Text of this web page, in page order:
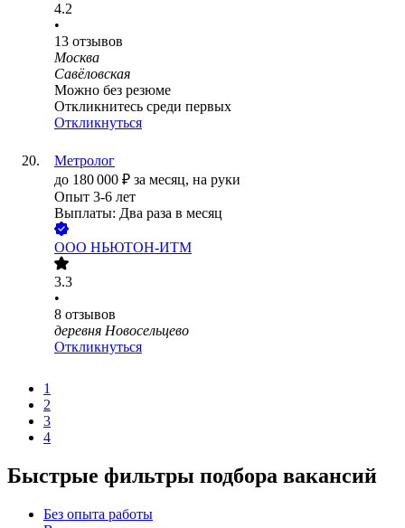
4.2
•
13 отзывов
Москва
Савёловская
Можно без резюме
Откликнитесь среди первых
Откликнуться
Метролог
до 180 000 ₽ за месяц, на руки
Опыт 3-6 лет
Выплаты: Два раза в месяц
ООО НЬЮТОН-ИТМ
3.3
•
8 отзывов
деревня Новосельцево
Откликнуться
1
2
3
4
Быстрые фильтры подбора вакансий
Без опыта работы